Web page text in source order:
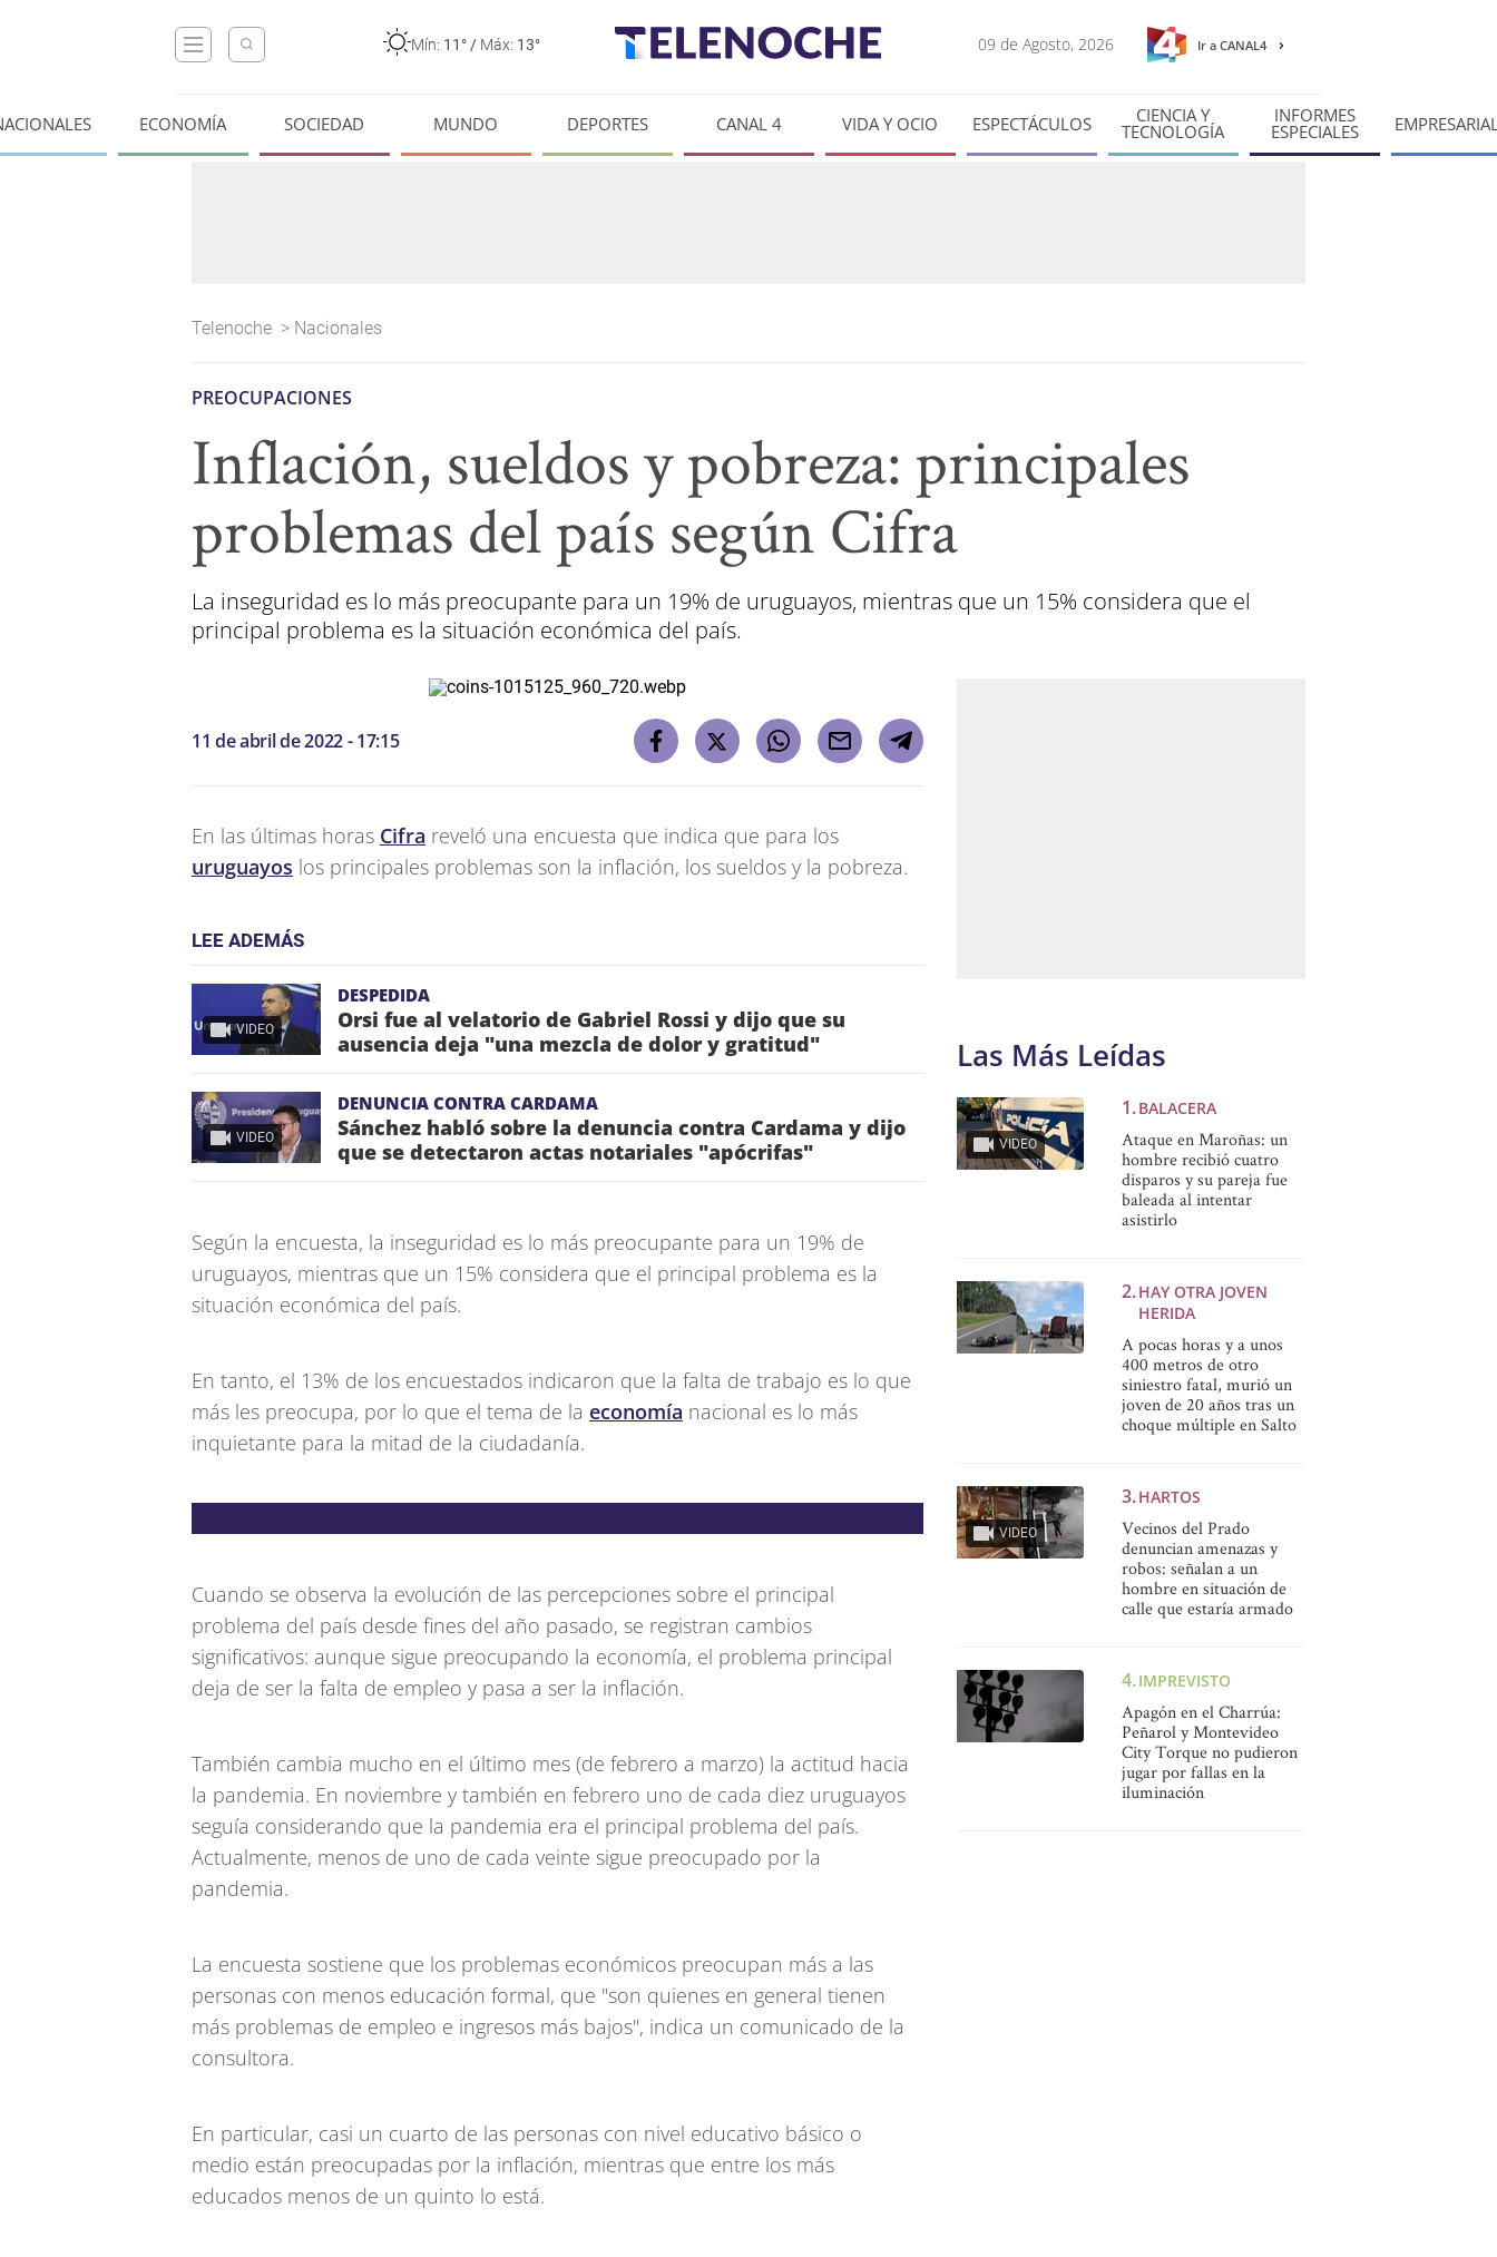
Mín: 11° / Máx: 13° 09 de Agosto, 2026 Ir a CANAL4
ECONOMÍA SOCIEDAD MUNDO DEPORTES CANAL 4 VIDA Y OCIO ESPECTÁCULOS CIENCIA Y
TECNOLOGÍA
INFORMES
ESPECIALES
Telenoche > Nacionales
PREOCUPACIONES
Inflación, sueldos y pobreza: principales
problemas del país según Cifra
La inseguridad es lo más preocupante para un 19% de uruguayos, mientras que un 15% considera que el
principal problema es la situación económica del país.
11 de abril de 2022 - 17:15
En las últimas horas Cifra reveló una encuesta que indica que para los
uruguayos los principales problemas son la inflación, los sueldos y la pobreza.
LEE ADEMÁS
VIDEO
DESPEDIDA
Orsi fue al velatorio de Gabriel Rossi y dijo que su
ausencia deja "una mezcla de dolor y gratitud"
VIDEO
DENUNCIA CONTRA CARDAMA
Sánchez habló sobre la denuncia contra Cardama y dijo
que se detectaron actas notariales "apócrifas"
Según la encuesta, la inseguridad es lo más preocupante para un 19% de
uruguayos, mientras que un 15% considera que el principal problema es la
situación económica del país.
En tanto, el 13% de los encuestados indicaron que la falta de trabajo es lo que
más les preocupa, por lo que el tema de la economía nacional es lo más
inquietante para la mitad de la ciudadanía.
Cuando se observa la evolución de las percepciones sobre el principal
problema del país desde fines del año pasado, se registran cambios
significativos: aunque sigue preocupando la economía, el problema principal
deja de ser la falta de empleo y pasa a ser la inflación.
También cambia mucho en el último mes (de febrero a marzo) la actitud hacia
la pandemia. En noviembre y también en febrero uno de cada diez uruguayos
seguía considerando que la pandemia era el principal problema del país.
Actualmente, menos de uno de cada veinte sigue preocupado por la
pandemia.
La encuesta sostiene que los problemas económicos preocupan más a las
personas con menos educación formal, que "son quienes en general tienen
más problemas de empleo e ingresos más bajos", indica un comunicado de la
consultora.
En particular, casi un cuarto de las personas con nivel educativo básico o
medio están preocupadas por la inflación, mientras que entre los más
educados menos de un quinto lo está.
Las Más Leídas
VIDEO
BALACERA
Ataque en Maroñas: un
hombre recibió cuatro
disparos y su pareja fue
baleada al intentar
asistirlo
HAY OTRA JOVEN
HERIDA
A pocas horas y a unos
400 metros de otro
siniestro fatal, murió un
joven de 20 años tras un
choque múltiple en Salto
VIDEO
HARTOS
Vecinos del Prado
denuncian amenazas y
robos: señalan a un
hombre en situación de
calle que estaría armado
IMPREVISTO
Apagón en el Charrúa:
Peñarol y Montevideo
City Torque no pudieron
jugar por fallas en la
iluminación